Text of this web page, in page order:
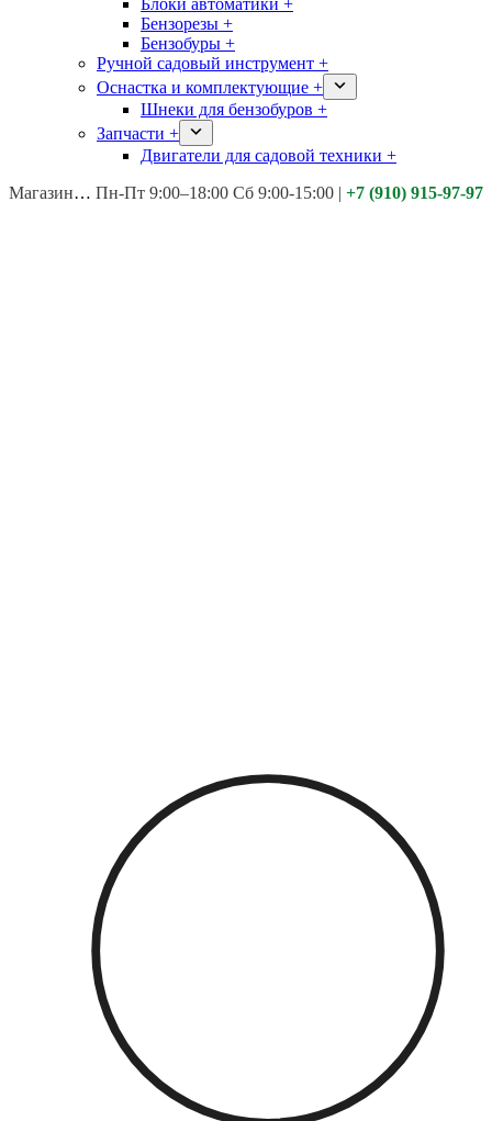
Блоки автоматики +
Бензорезы +
Бензобуры +
Ручной садовый инструмент +
Оснастка и комплектующие +
Шнеки для бензобуров +
Запчасти +
Двигатели для садовой техники +
Магазины: Калуга ул. Московская д.113
Пн-Пт 9:00–18:00 Сб 9:00-15:00 | +7 (910) 915-97-97